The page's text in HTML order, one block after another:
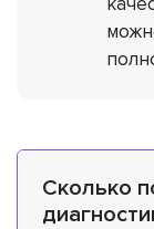
Сколько